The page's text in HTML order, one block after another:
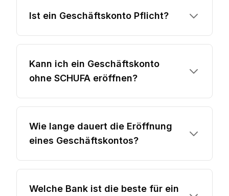
Ist ein Geschäftskonto Pflicht?
Kann ich ein Geschäftskonto
ohne SCHUFA eröffnen?
Wie lange dauert die Eröffnung
eines Geschäftskontos?
Welche Bank ist die beste für ein